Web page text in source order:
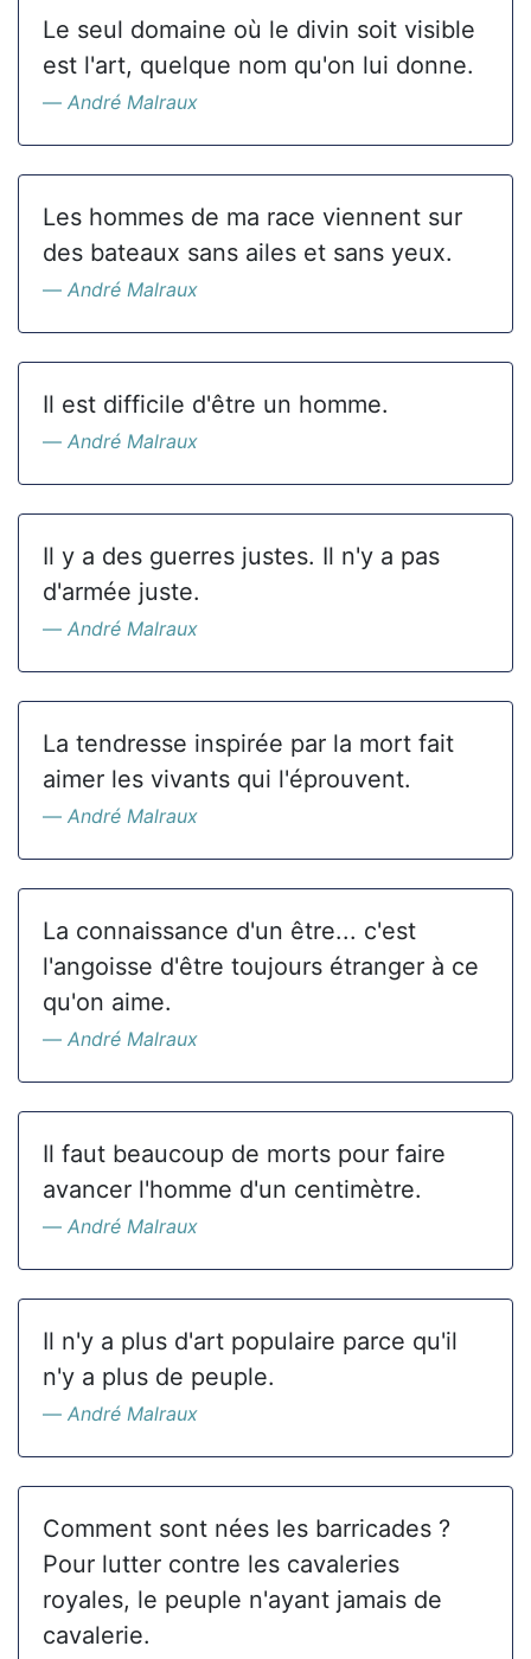
Le seul domaine où le divin soit visible
est l'art, quelque nom qu'on lui donne.
André Malraux
Les hommes de ma race viennent sur
des bateaux sans ailes et sans yeux.
André Malraux
Il est difficile d'être un homme.
André Malraux
Il y a des guerres justes. Il n'y a pas
d'armée juste.
André Malraux
La tendresse inspirée par la mort fait
aimer les vivants qui l'éprouvent.
André Malraux
La connaissance d'un être... c'est
l'angoisse d'être toujours étranger à ce
qu'on aime.
André Malraux
Il faut beaucoup de morts pour faire
avancer l'homme d'un centimètre.
André Malraux
Il n'y a plus d'art populaire parce qu'il
n'y a plus de peuple.
André Malraux
Comment sont nées les barricades ?
Pour lutter contre les cavaleries
royales, le peuple n'ayant jamais de
cavalerie.